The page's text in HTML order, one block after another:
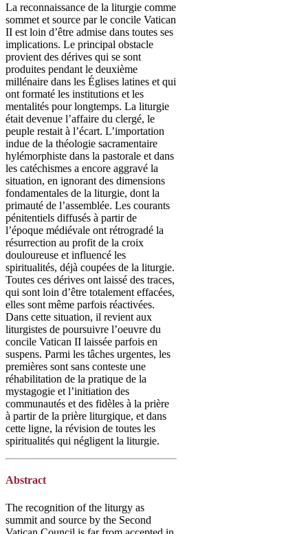
La reconnaissance de la liturgie comme
sommet et source par le concile Vatican
II est loin d’être admise dans toutes ses
implications. Le principal obstacle
provient des dérives qui se sont
produites pendant le deuxième
millénaire dans les Églises latines et qui
ont formaté les institutions et les
mentalités pour longtemps. La liturgie
était devenue l’affaire du clergé, le
peuple restait à l’écart. L’importation
indue de la théologie sacramentaire
hylémorphiste dans la pastorale et dans
les catéchismes a encore aggravé la
situation, en ignorant des dimensions
fondamentales de la liturgie, dont la
primauté de l’assemblée. Les courants
pénitentiels diffusés à partir de
l’époque médiévale ont rétrogradé la
résurrection au profit de la croix
douloureuse et influencé les
spiritualités, déjà coupées de la liturgie.
Toutes ces dérives ont laissé des traces,
qui sont loin d’être totalement effacées,
elles sont même parfois réactivées.
Dans cette situation, il revient aux
liturgistes de poursuivre l’oeuvre du
concile Vatican II laissée parfois en
suspens. Parmi les tâches urgentes, les
premières sont sans conteste une
réhabilitation de la pratique de la
mystagogie et l’initiation des
communautés et des fidèles à la prière
à partir de la prière liturgique, et dans
cette ligne, la révision de toutes les
spiritualités qui négligent la liturgie.
Abstract
The recognition of the liturgy as
summit and source by the Second